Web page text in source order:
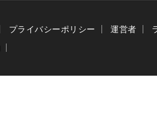
プライバシーポリシー 運営者